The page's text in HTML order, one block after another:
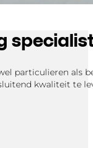
particulieren als
kwaliteit te